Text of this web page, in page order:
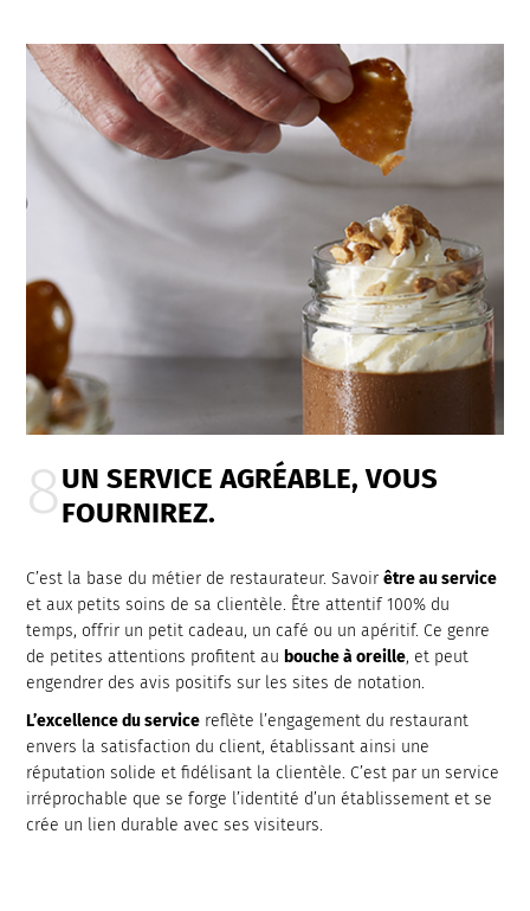
UN SERVICE AGRÉABLE, VOUS
FOURNIREZ.
C’est la base du métier de restaurateur. Savoirêtre au service
et aux petits soins de sa clientèle. Être attentif 100% du
temps, offrir un petit cadeau, un café ou un apéritif. Ce genre
de petites attentions profitent au bouche à oreille, et peut
engendrer des avis positifs sur les sites de notation.
L’excellence du service reflète l’engagement du restaurant
envers la satisfaction du client, établissant ainsi une
réputation solide et fidélisant la clientèle. C’est par un service
irréprochable que se forge l’identité d’un établissement et se
crée un lien durable avec ses visiteurs.